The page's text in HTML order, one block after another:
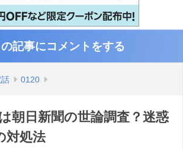
の記事にコメントをする
0120
朝日新聞の世論調査？迷惑
対処法